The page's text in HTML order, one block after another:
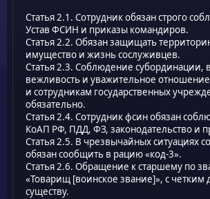
Статья 2.1. Сотрудник обязан строго
Устав ФСИН и приказы командиров.
Статья 2.2. Обязан защищать
имущество и жизнь сослуживцев.
Статья 2.3. Соблюдение субординации,
вежливость и уважительное
и сотрудникам государственных
обязательно.
Статья 2.4. Сотрудник фсин обязан
КоАП РФ, ПДД, ФЗ, законодательство и
Статья 2.5. В чрезвычайных ситуациях
обязан сообщить в рацию «код-3».
Статья 2.6. Обращение к старшему по
«Товарищ [воинское звание]», с четким
существу.